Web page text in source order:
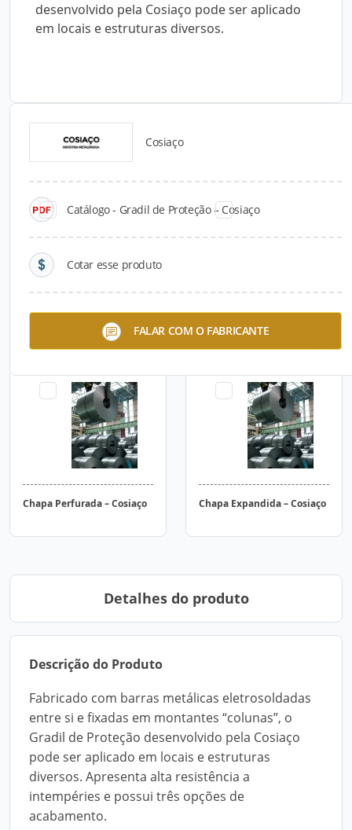
desenvolvido pela Cosiaço pode ser aplicado
em locais e estruturas diversos.
Cosiaço
Catálogo - Gradil de Proteção – Cosiaço
Cotar esse produto
FALAR COM O FABRICANTE
Catálogos para Download
Chapa Xadrez – Cosiaço
Chapa Perfurada – Cosiaço Chapa Expandida – Cosiaço
Detalhes do produto
Descrição do Produto
Fabricado com barras metálicas eletrosoldadas
entre si e fixadas em montantes “colunas”, o
Gradil de Proteção desenvolvido pela Cosiaço
pode ser aplicado em locais e estruturas
diversos. Apresenta alta resistência a
intempéries e possui três opções de
acabamento.